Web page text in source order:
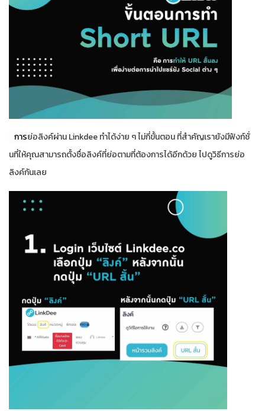
การย่อลิงค์ผ่าน Linkdee ทำได้ง่าย ๆ ไม่กี่ขั้นตอน ที่สำคัญเรายังมีฟังก์ชั่
นที่ให้คุณสามารถตั้งชื่อลิงค์ที่ย่อตามที่ต้องการได้อีกด้วย ไปดูวิธีการย่อ
ลิงค์กันเลย